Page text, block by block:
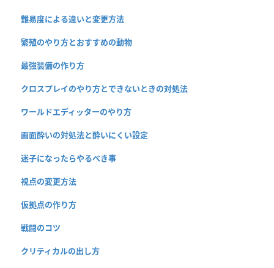
難易度による違いと変更方法
繁殖のやり方とおすすめの動物
最強装備の作り方
クロスプレイのやり方とできないときの対処法
ワールドエディッターのやり方
画面酔いの対処法と酔いにくい設定
迷子になったらやるべき事
視点の変更方法
仮拠点の作り方
戦闘のコツ
クリティカルの出し方